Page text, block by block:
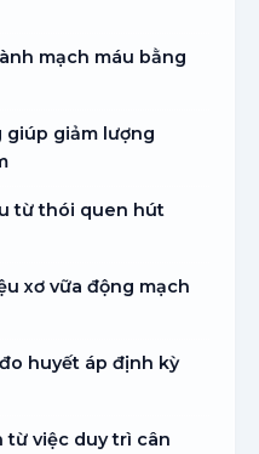
mạch máu bằng
giúp giảm lượng
từ thói quen hút
xơ vữa động mạch
huyết áp định kỳ
từ việc duy trì cân